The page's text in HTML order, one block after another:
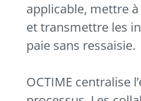
applicable, mettre
et transmettre les
paie sans ressaisie.
OCTIME centralise